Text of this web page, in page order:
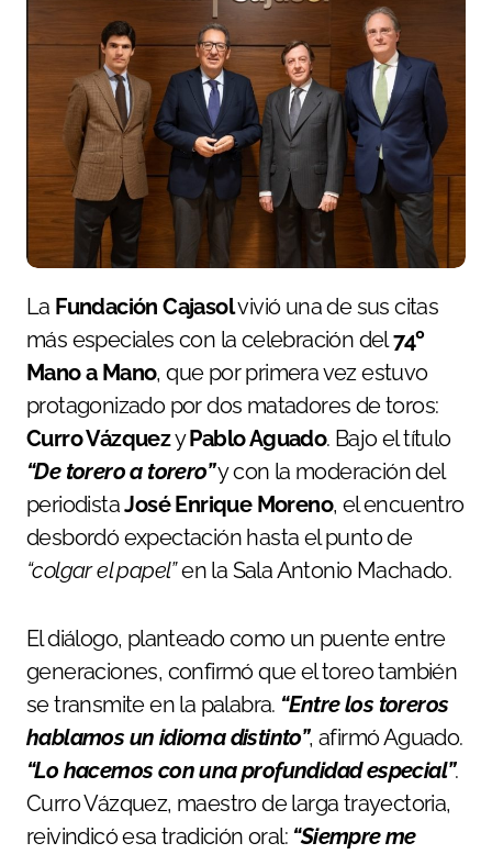
La Fundación Cajasolvivió una de sus citas
más especiales con la celebración del74º
Mano a Mano, que por primera vez estuvo
protagonizado por dos matadores de toros:
Curro VázquezyPablo Aguado. Bajo el título
“De torero a torero”y con la moderación del
periodistaJosé Enrique Moreno, el encuentro
desbordó expectación hasta el punto de
“colgar el papel”en la Sala Antonio Machado.
El diálogo, planteado como un puente entre
generaciones, confirmó que el toreo también
se transmite en la palabra. “Entre los toreros
hablamos un idioma distinto”, afirmó Aguado.
“Lo hacemos con una profundidad especial”.
Curro Vázquez, maestro de larga trayectoria,
reivindicó esa tradición oral: “Siempre me